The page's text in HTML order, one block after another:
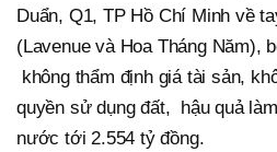
Duẩn, Q1, TP Hồ Chí Minh về
(Lavenue và Hoa Tháng Năm),
không thẩm định giá tài sản,
quyền sử dụng đất, hậu quả
nước tới 2.554 tỷ đồng.